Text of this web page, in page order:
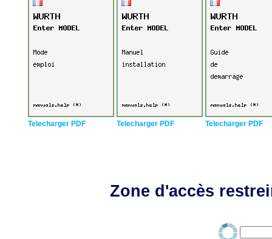
Telecharger PDF Telecharger PDF Telecharger PDF
Zone d'accès